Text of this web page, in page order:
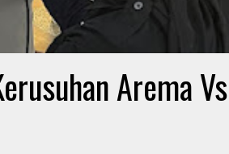
Arema Vs